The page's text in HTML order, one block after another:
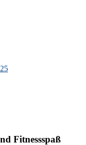
Fitnessspaß